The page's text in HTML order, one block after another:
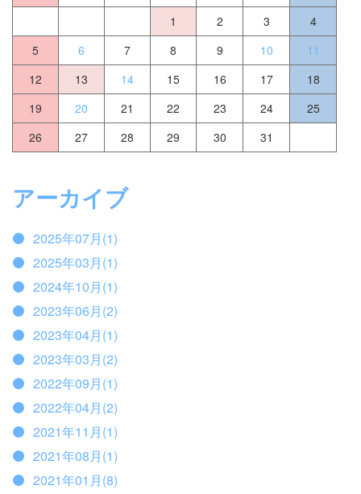
1
2 3
4
5
6 7 8 9 10
11
12
13 14 15 16 17
18
19
20 21 22 23 24
25
26
27 28 29 30 31
アーカイブ
2025年07月(1)
2025年03月(1)
2024年10月(1)
2023年06月(2)
2023年04月(1)
2023年03月(2)
2022年09月(1)
2022年04月(2)
2021年11月(1)
2021年08月(1)
2021年01月(8)